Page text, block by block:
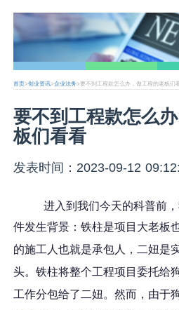
首页>创业资讯>企业法务>要不到工程款怎么办，做工程的老板们
要不到工程款怎么
板们看看
发表时间：2023-09-12
进入到我们今天的科普前
件发生背景 ：铁柱是项目大老板
的施工人也就是承包人， 二妞是
头。铁柱将整个工程项目委托给
工作分包给了 二妞。然而，由于